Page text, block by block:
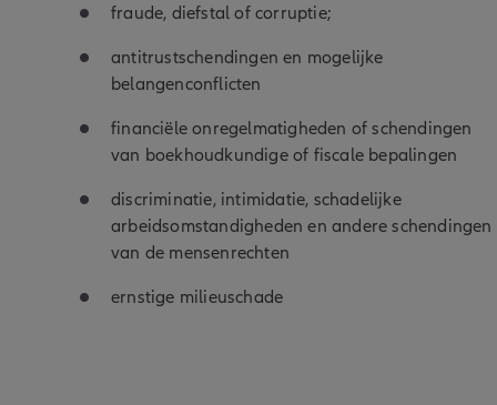
fraude, diefstal of corruptie;
antitrustschendingen en mogelijke
belangenconflicten
financiële onregelmatigheden of schendingen
van boekhoudkundige of fiscale bepalingen
discriminatie, intimidatie, schadelijke
arbeidsomstandigheden en andere schendingen
van de mensenrechten
ernstige milieuschade